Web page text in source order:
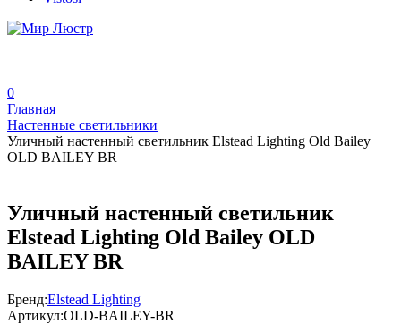
0
Главная
Настенные светильники
Уличный настенный светильник Elstead Lighting Old Bailey
OLD BAILEY BR
Уличный настенный светильник
Elstead Lighting Old Bailey OLD
BAILEY BR
Бренд:Elstead Lighting
Артикул:OLD-BAILEY-BR